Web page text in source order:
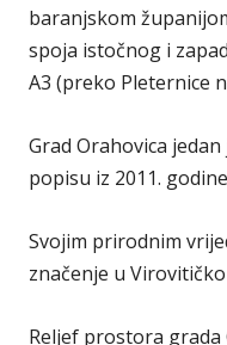
baranjskom
spoja istočnog i
A3 (preko Pleternice
Grad Orahovica
popisu iz 2011.
Svojim prirodnim
značenje u
Reljef prostora grada